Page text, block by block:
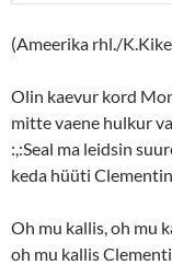
(Ameerika rhl./
Olin kaevur kord
mitte vaene hulkur
:,:Seal ma leidsin
keda hüüti
Oh mu kallis, oh mu
oh mu kallis